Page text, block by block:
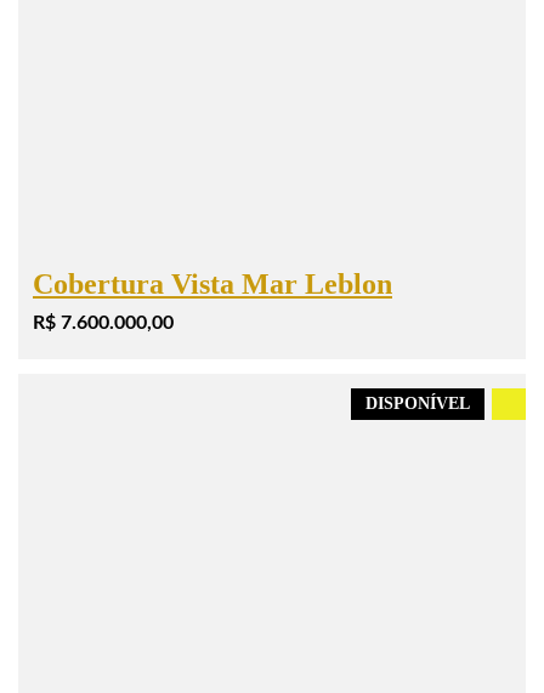
Cobertura Vista Mar Leblon
R$ 7.600.000,00
DISPONÍVEL